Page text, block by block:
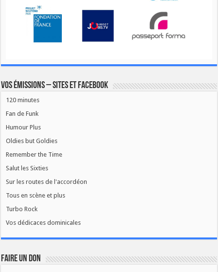
Vos émissions – Sites et Facebook
120 minutes
Fan de Funk
Humour Plus
Oldies but Goldies
Remember the Time
Salut les Sixties
Sur les routes de l'accordéon
Tous en scène et plus
Turbo Rock
Vos dédicaces dominicales
FAIRE UN DON